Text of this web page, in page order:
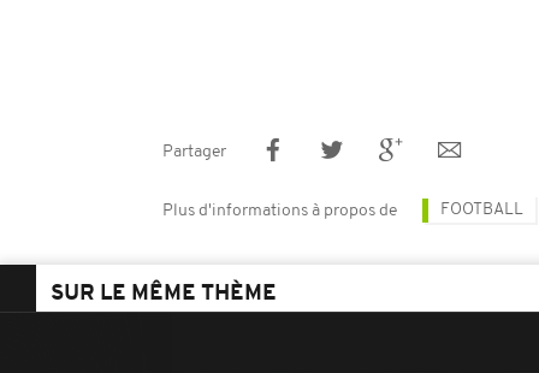
Partager
Plus d'informations à propos de FOOTBALL
SUR LE MÊME THÈME